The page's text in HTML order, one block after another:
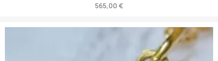
565,00 €